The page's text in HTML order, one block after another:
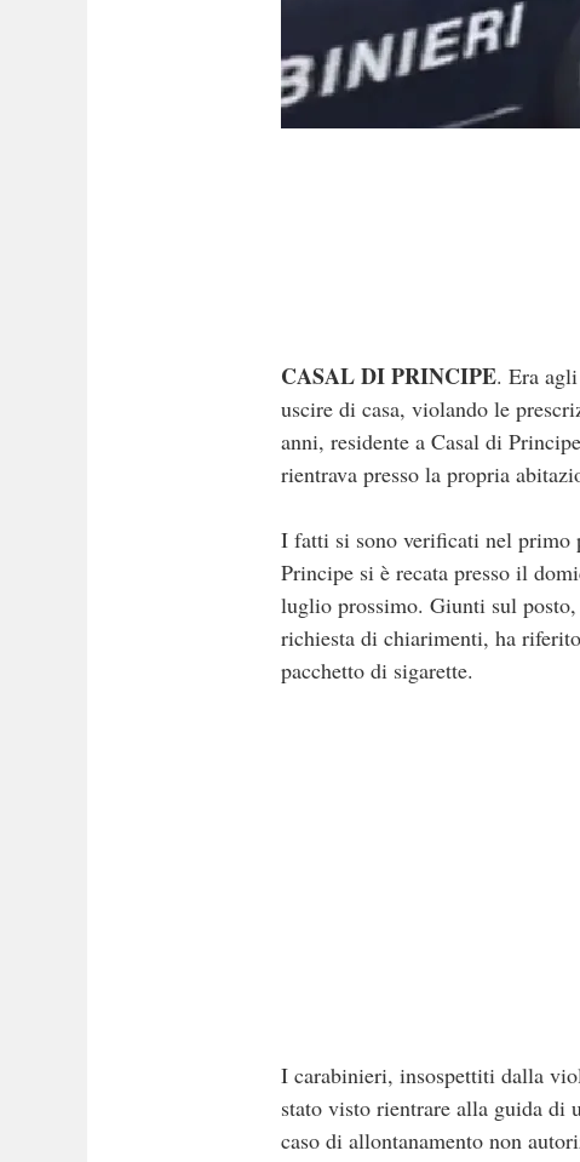
CASAL DI PRINCIPE. Era
uscire di casa, violando le
anni, residente a Casal di
rientrava presso la propria
I fatti si sono verificati nel primo
Principe si è recata presso il
luglio prossimo. Giunti sul
richiesta di chiarimenti, ha
pacchetto di sigarette.
I carabinieri, insospettiti dalla
stato visto rientrare alla guida di
caso di allontanamento non